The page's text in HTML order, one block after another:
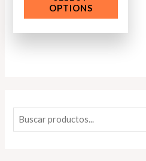
of
OPTIONS